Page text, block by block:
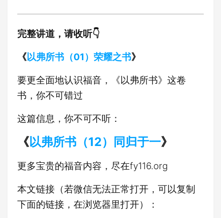
完整讲道，请收听👇
《以弗所书（01）荣耀之书》
要更全面地认识福音，《以弗所书》这卷
书，你不可错过
这篇信息，你不可不听：
《以弗所书（12）同归于一》
更多宝贵的福音内容，尽在fy116.org
本文链接（若微信无法正常打开，可以复制
下面的链接，在浏览器里打开）：